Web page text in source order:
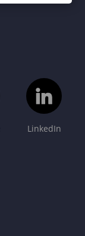
LinkedIn